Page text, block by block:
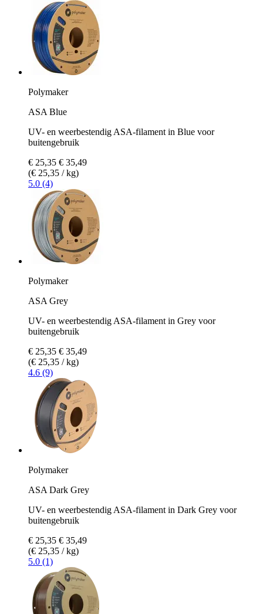
Polymaker
ASA Blue
UV- en weerbestendig ASA-filament in Blue voor
buitengebruik
€ 25,35 € 35,49
(€ 25,35 / kg)
5.0 (4)
Polymaker
ASA Grey
UV- en weerbestendig ASA-filament in Grey voor
buitengebruik
€ 25,35 € 35,49
(€ 25,35 / kg)
4.6 (9)
Polymaker
ASA Dark Grey
UV- en weerbestendig ASA-filament in Dark Grey voor
buitengebruik
€ 25,35 € 35,49
(€ 25,35 / kg)
5.0 (1)